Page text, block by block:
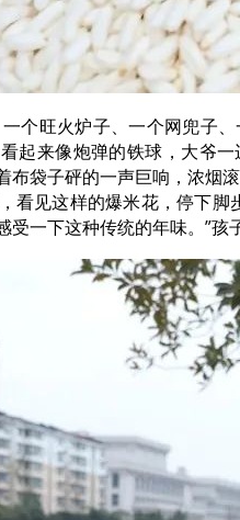
个旺火炉子、一个网兜子
起来像炮弹的铁球，大爷
布袋子砰的一声巨响，浓烟
看见这样的爆米花，停下脚
受一下这种传统的年味。”孩